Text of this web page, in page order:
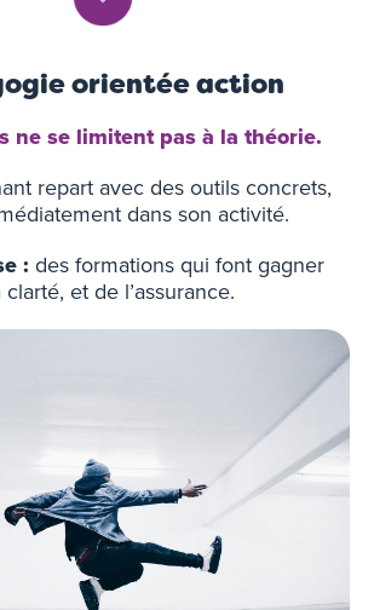
orientée action
ne se limitent pas à la théorie.
repart avec des outils concrets,
dans son activité.
: des formations qui font gagner
et de l’assurance.